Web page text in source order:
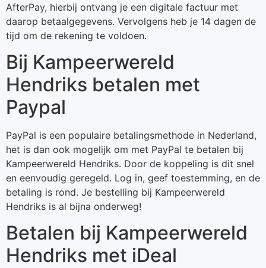
AfterPay, hierbij ontvang je een digitale factuur met
daarop betaalgegevens. Vervolgens heb je 14 dagen de
tijd om de rekening te voldoen.
Bij Kampeerwereld
Hendriks betalen met
Paypal
PayPal is een populaire betalingsmethode in Nederland,
het is dan ook mogelijk om met PayPal te betalen bij
Kampeerwereld Hendriks. Door de koppeling is dit snel
en eenvoudig geregeld. Log in, geef toestemming, en de
betaling is rond. Je bestelling bij Kampeerwereld
Hendriks is al bijna onderweg!
Betalen bij Kampeerwereld
Hendriks met iDeal